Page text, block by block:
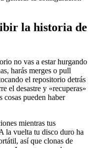
la historia de
no vas a estar hurgando
harás merges o pull
el repositorio detrás
el desastre y «recuperas»
pueden haber
mientras tus
la vuelta tu disco duro ha
así que clonas de